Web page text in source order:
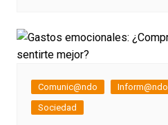
Comunic@ndo Inform@ndo
Sociedad